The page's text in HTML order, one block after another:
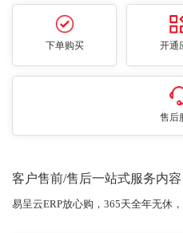
下单购买 开通
售后
客户售前/售后一站式服务内容
易呈云ERP放心购，365天全年无休